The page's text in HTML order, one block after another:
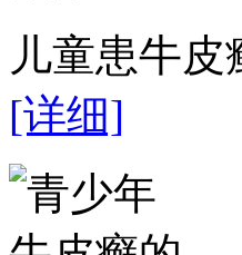
儿童患牛
[详细]